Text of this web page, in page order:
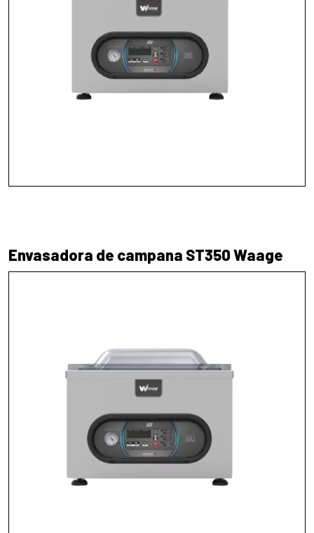
Envasadora de campana ST350 Waage